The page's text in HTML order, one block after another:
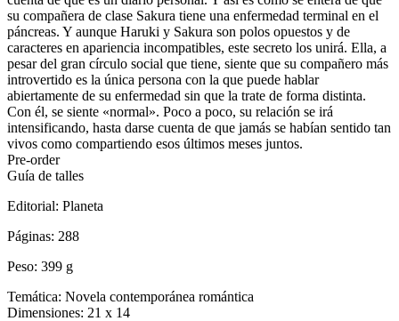
su compañera de clase Sakura tiene una enfermedad terminal en el
páncreas. Y aunque Haruki y Sakura son polos opuestos y de
caracteres en apariencia incompatibles, este secreto los unirá. Ella, a
pesar del gran círculo social que tiene, siente que su compañero más
introvertido es la única persona con la que puede hablar
abiertamente de su enfermedad sin que la trate de forma distinta.
Con él, se siente «normal». Poco a poco, su relación se irá
intensificando, hasta darse cuenta de que jamás se habían sentido tan
vivos como compartiendo esos últimos meses juntos.
Pre-order
Guía de talles
Editorial: Planeta
Páginas: 288
Peso: 399 g
Temática: Novela contemporánea romántica
Dimensiones: 21 x 14